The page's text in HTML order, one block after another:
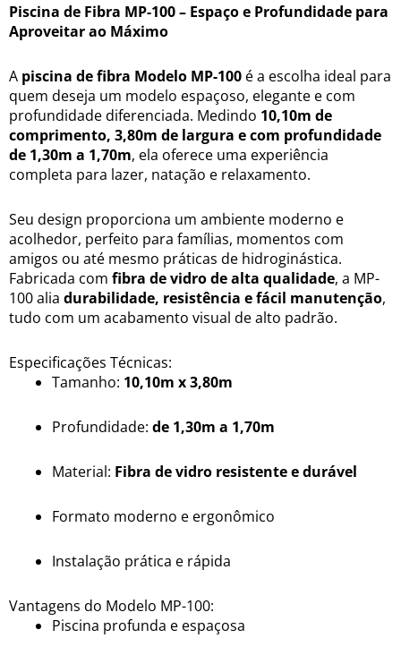
Piscina de Fibra MP-100 – Espaço e Profundidade para
Aproveitar ao Máximo
A piscina de fibra Modelo MP-100 é a escolha ideal para
quem deseja um modelo espaçoso, elegante e com
profundidade diferenciada. Medindo 10,10m de
comprimento, 3,80m de largura e com profundidade
de 1,30m a 1,70m, ela oferece uma experiência
completa para lazer, natação e relaxamento.
Seu design proporciona um ambiente moderno e
acolhedor, perfeito para famílias, momentos com
amigos ou até mesmo práticas de hidroginástica.
Fabricada com fibra de vidro de alta qualidade, a MP-
100 alia durabilidade, resistência e fácil manutenção,
tudo com um acabamento visual de alto padrão.
Especificações Técnicas:
Tamanho: 10,10m x 3,80m
Profundidade: de 1,30m a 1,70m
Material: Fibra de vidro resistente e durável
Formato moderno e ergonômico
Instalação prática e rápida
Vantagens do Modelo MP-100:
Piscina profunda e espaçosa